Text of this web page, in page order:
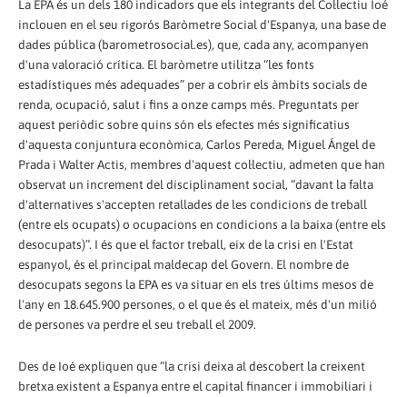
La EPA és un dels 180 indicadors que els integrants del Col·lectiu Ioé
inclouen en el seu rigorós Baròmetre Social d'Espanya, una base de
dades pública (barometrosocial.es), que, cada any, acompanyen
d'una valoració crítica. El baròmetre utilitza “les fonts
estadístiques més adequades” per a cobrir els àmbits socials de
renda, ocupació, salut i fins a o­nze camps més. Preguntats per
aquest periòdic sobre quins són els efectes més significatius
d'aquesta conjuntura econòmica, Carlos Pereda, Miguel Ángel de
Prada i Walter Actis, membres d'aquest col·lectiu, admeten que han
observat un increment del disciplinament social, “davant la falta
d'alternatives s'accepten retallades de les condicions de treball
(entre els ocupats) o ocupacions en condicions a la baixa (entre els
desocupats)”. I és que el factor treball, eix de la crisi en l'Estat
espanyol, és el principal maldecap del Govern. El nombre de
desocupats segons la EPA es va situar en els tres últims mesos de
l'any en 18.645.900 persones, o el que és el mateix, més d'un milió
de persones va perdre el seu treball el 2009.
Des de Ioé expliquen que “la crisi deixa al descobert la creixent
bretxa existent a Espanya entre el capital financer i immobiliari i